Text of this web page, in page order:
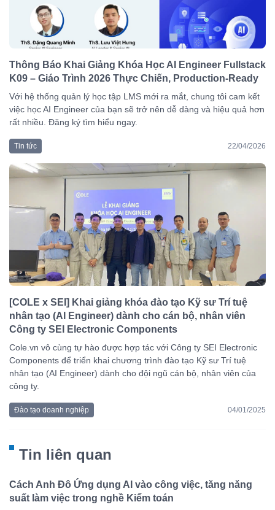
Thông Báo Khai Giảng Khóa Học AI Engineer Fullstack
K09 – Giáo Trình 2026 Thực Chiến, Production-Ready
Với hệ thống quản lý học tập LMS mới ra mắt, chung tôi cam kết
việc học AI Engineer của bạn sẽ trở nên dễ dàng và hiệu quả hơn
rất nhiều. Đăng ký tìm hiểu ngay.
Tin tức 22/04/2026
[COLE x SEI] Khai giảng khóa đào tạo Kỹ sư Trí tuệ
nhân tạo (AI Engineer) dành cho cán bộ, nhân viên
Công ty SEI Electronic Components
Cole.vn vô cùng tự hào được hợp tác với Công ty SEI Electronic
Components để triển khai chương trình đào tạo Kỹ sư Trí tuệ
nhân tạo (AI Engineer) dành cho đội ngũ cán bộ, nhân viên của
công ty.
Đào tạo doanh nghiệp 04/01/2025
Tin liên quan
Cách Anh Đô Ứng dụng AI vào công việc, tăng năng
suất làm việc trong nghề Kiểm toán